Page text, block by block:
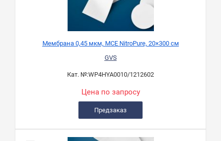
Мембрана 0,45 мкм, MCE NitroPure, 20×300 см
GVS
Кат. №:WP4HYA0010/1212602
Цена по запросу
Предзаказ